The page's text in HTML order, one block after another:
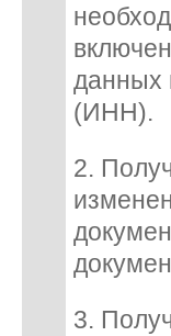
данных
(ИНН).
2.
3.